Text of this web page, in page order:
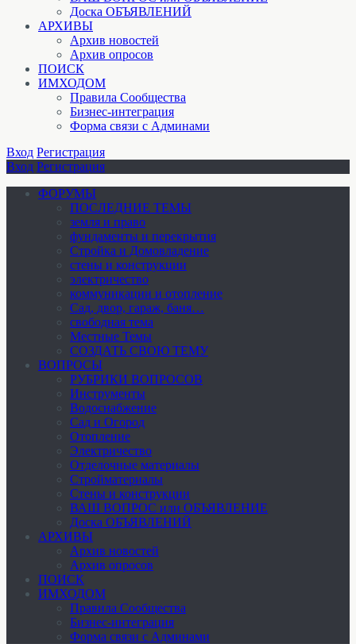
Доска ОБЪЯВЛЕНИЙ
АРХИВЫ
Архив новостей
Архив опросов
ПОИСК
ИМХОДОМ
Правила Сообщества
Бизнес-интеграция
Форма связи с Админами
Вход Регистрация
Вход Регистрация
ФОРУМЫ
ПОСЛЕДНИЕ ТЕМЫ
земля и право
фундаменты и перекрытия
Стройка и Домовладение
стены и конструкции
электричество
коммуникации и отопление
Cад, двор, гараж, баня…
свободная тема
Местные Темы
СОЗДАТЬ СВОЮ ТЕМУ
ВОПРОСЫ
РУБРИКИ ВОПРОСОВ
Инструменты
Водоснабжение
Сад и Огород
Отопление
Электричество
Отделочные материалы
Стройматериалы
Стены и конструкции
ВАШ ВОПРОС или ОБЪЯВЛЕНИЕ
Доска ОБЪЯВЛЕНИЙ
АРХИВЫ
Архив новостей
Архив опросов
ПОИСК
ИМХОДОМ
Правила Сообщества
Бизнес-интеграция
Форма связи с Админами